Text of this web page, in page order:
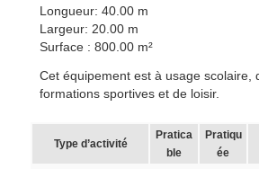
Longueur: 40.00 m
Largeur: 20.00 m
Surface : 800.00 m²
Cet équipement est à usage scolaire,
formations sportives et de loisir.
Type d’activité
Pratica
ble
Pratiqu
ée